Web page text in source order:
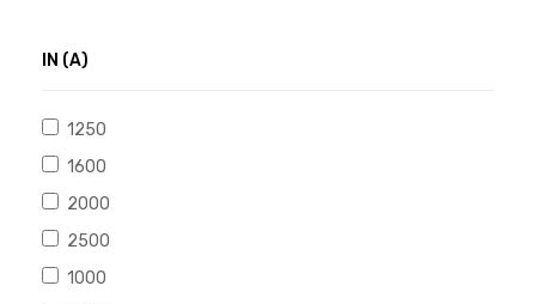
IN (A)
1250
1600
2000
2500
1000